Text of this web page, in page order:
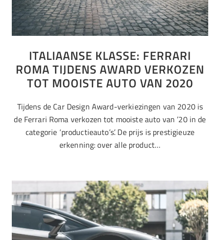
ITALIAANSE KLASSE: FERRARI
ROMA TIJDENS AWARD VERKOZEN
TOT MOOISTE AUTO VAN 2020
Tijdens de Car Design Award-verkiezingen van 2020 is
de Ferrari Roma verkozen tot mooiste auto van ’20 in de
categorie ‘productieauto’s’. De prijs is prestigieuze
erkenning: over alle product…